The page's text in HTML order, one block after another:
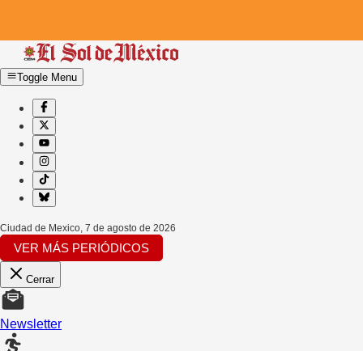
Toggle Menu
Ciudad de Mexico, 7 de agosto de 2026
VER MÁS PERIÓDICOS
Cerrar
Newsletter